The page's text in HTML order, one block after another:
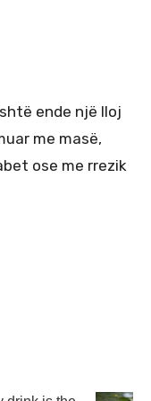
ende një lloj
me masë,
ose me rrezik